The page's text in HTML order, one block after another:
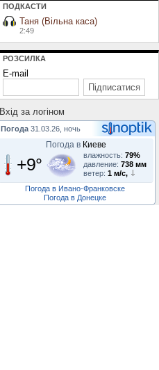
ПОДКАСТИ
Таня (Вільна каса)
2:49
РОЗСИЛКА
E-mail
Вхiд за логiном
Погода 31.03.26, ночь
Погода в Киеве
+9° влажность: 79%
давление: 738 мм
ветер: 1 м/с,
Погода в Ивано-Франковске
Погода в Донецке